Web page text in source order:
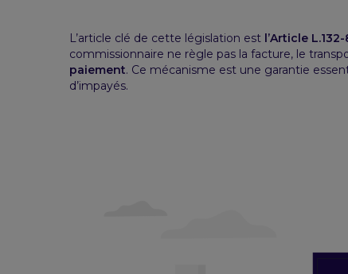
L’article clé de cette législation est l’Article
commissionnaire ne règle pas la facture, le
paiement. Ce mécanisme est une garantie
d’impayés.